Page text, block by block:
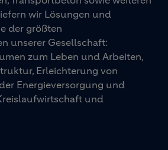
wir Lösungen und
der größten
unserer Gesellschaft:
zum Leben und Arbeiten,
Erleichterung von
Energieversorgung und
und